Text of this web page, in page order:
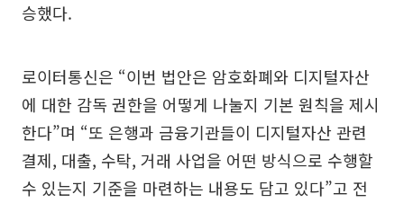
승했다.
로이터통신은 “이번 법안은 암호화폐와 디지털자산
에 대한 감독 권한을 어떻게 나눌지 기본 원칙을 제시
한다”며 “또 은행과 금융기관들이 디지털자산 관련
결제, 대출, 수탁, 거래 사업을 어떤 방식으로 수행할
수 있는지 기준을 마련하는 내용도 담고 있다”고 전